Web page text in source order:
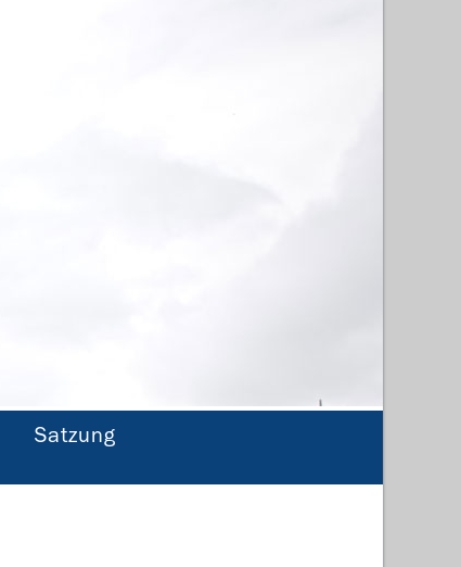
Satzung